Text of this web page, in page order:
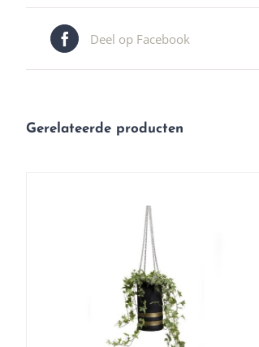
Deel op Facebook
Gerelateerde producten